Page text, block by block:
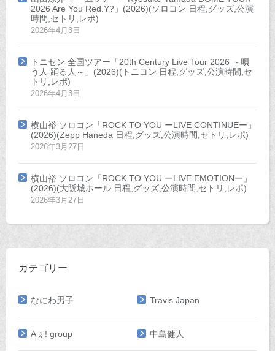
2026 Are You Red.Y?」(2026)(ソロコン 日程,グッズ,公演
時間,セトリ,レポ)
2026年4月3日
トニセン 全国ツアー「20th Century Live Tour 2026 ～唄
う人 踊る人～」(2026)(トニコン 日程,グッズ,公演時間,セ
トリ,レポ)
2026年4月3日
横山裕 ソロコン「ROCK TO YOU ーLIVE CONTINUEー」
(2026)(Zepp Haneda 日程,グッズ,公演時間,セトリ,レポ)
2026年3月27日
横山裕 ソロコン「ROCK TO YOU ーLIVE EMOTIONー」
(2026)(大阪城ホール 日程,グッズ,公演時間,セトリ,レポ)
2026年3月27日
カテゴリー
なにわ男子 Travis Japan
Aぇ! group 中島健人